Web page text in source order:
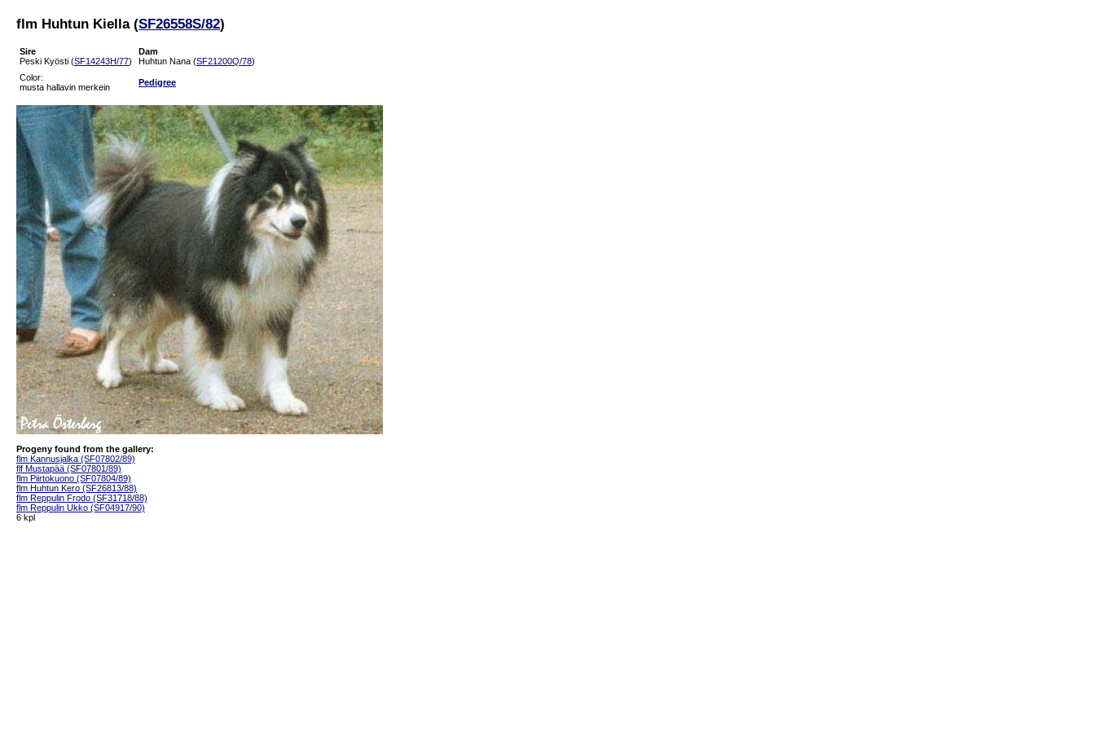
flm Huhtun Kiella (SF26558S/82)
Sire
Peski Kyösti (SF14243H/77)
Dam
Huhtun Nana (SF21200Q/78)
Color:
musta hallavin merkein
Pedigree
Progeny found from the gallery:
flm Kannusjalka (SF07802/89)
flf Mustapää (SF07801/89)
flm Piirtokuono (SF07804/89)
flm Huhtun Kero (SF26813/88)
flm Reppulin Frodo (SF31718/88)
flm Reppulin Ukko (SF04917/90)
6 kpl